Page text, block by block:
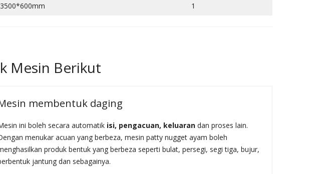
3500*600mm 1
Mesin Berikut
membentuk daging
ini boleh secara automatik isi, pengacuan, keluaran dan proses lain.
menukar acuan yang berbeza, mesin patty nugget ayam boleh
produk bentuk yang berbeza seperti bulat, persegi, segi tiga, bujur,
jantung dan sebagainya.